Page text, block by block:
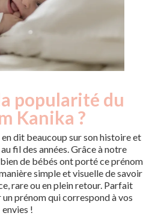
popularité du
Kanika ?
dit beaucoup sur son histoire et
fil des années. Grâce à notre
de bébés ont porté ce prénom
simple et visuelle de savoir
rare ou en plein retour. Parfait
prénom qui correspond à vos
envies !